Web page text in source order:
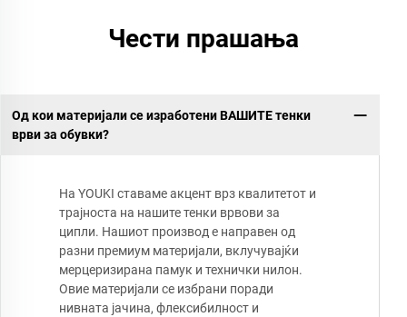
Чести прашања
Од кои материјали се изработени ВАШИТЕ тенки
врви за обувки?
На YOUKI ставаме акцент врз квалитетот и
трајноста на нашите тенки врвови за
ципли. Нашиот производ е направен од
разни премиум материјали, вклучувајќи
мерцеризирана памук и технички нилон.
Овие материјали се избрани поради
нивната јачина, флексибилност и